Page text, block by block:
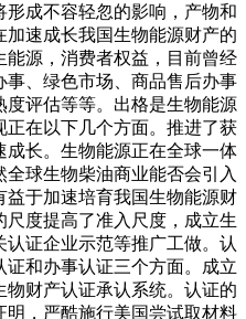
成不容轻忽的影响，产物和
速成长我国生物能源财产的
源，消费者权益，目前曾经
、绿色市场、商品售后办事
评估等等。出格是生物能源
在以下几个方面。推进了获
长。生物能源正在全球一体
球生物柴油商业能否会引入
于加速培育我国生物能源财
度提高了准入尺度，成立生
证企业示范等推广工做。认
和办事认证三个方面。成立
财产认证承认系统。认证的
明，严酷施行美国尝试取材料